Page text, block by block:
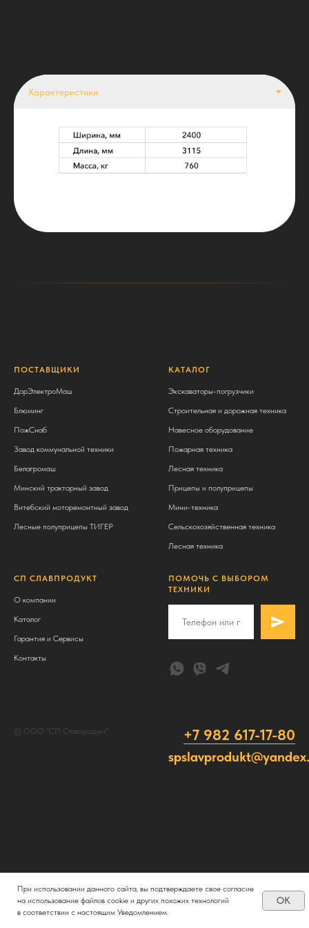
ПОСТАВЩИКИ
ДорЭлектроМаш
Блюминг
ПожСнаб
Завод коммунальной техники
Белагромаш
Минский тракторный завод
Витебский моторемонтный завод
Лесные полуприцепы ТИГЕР
КАТАЛОГ
Экскаваторы-погрузчики
Строительная и дорожная техника
Навесное оборудование
Пожарная техника
Лесная техника
Прицепы и полуприцепы
Мини-техника
Сельскохозяйственная техника
Лесная техника
СП СЛАВПРОДУКТ
О компании
Каталог
Гарантия и Сервисы
Контакты
ПОМОЧЬ С ВЫБОРОМ
ТЕХНИКИ
© ООО "СП Славпродукт" +7 982 617-17-80
При использовании данного сайта, вы подтверждаете свое согласие
на использование файлов cookie и других похожих технологий
в соответствии с настоящим Уведомлением.
OK